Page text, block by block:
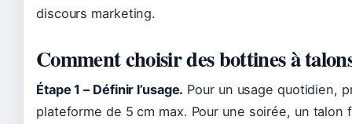
discours marketing.
Comment choisir des bottines à
Étape 1 – Définir l’usage. Pour un usage quotidien,
plateforme de 5 cm max. Pour une soirée, un